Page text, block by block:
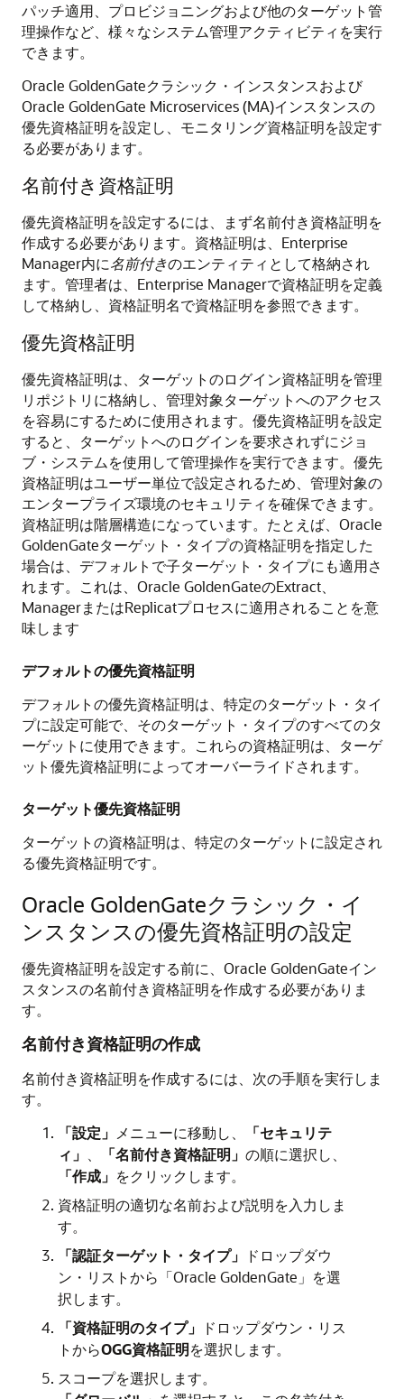
パッチ適用、プロビジョニングおよび他のターゲット管
理操作など、様々なシステム管理アクティビティを実行
できます。
Oracle GoldenGateクラシック・インスタンスおよび
Oracle GoldenGate Microservices (MA)インスタンスの
優先資格証明を設定し、モニタリング資格証明を設定す
る必要があります。
名前付き資格証明
優先資格証明を設定するには、まず名前付き資格証明を
作成する必要があります。資格証明は、Enterprise
Manager内に名前付きのエンティティとして格納され
ます。管理者は、Enterprise Managerで資格証明を定義
して格納し、資格証明名で資格証明を参照できます。
優先資格証明
優先資格証明は、ターゲットのログイン資格証明を管理
リポジトリに格納し、管理対象ターゲットへのアクセス
を容易にするために使用されます。優先資格証明を設定
すると、ターゲットへのログインを要求されずにジョ
ブ・システムを使用して管理操作を実行できます。優先
資格証明はユーザー単位で設定されるため、管理対象の
エンタープライズ環境のセキュリティを確保できます。
資格証明は階層構造になっています。たとえば、 Oracle
GoldenGateターゲット・タイプの資格証明を指定した
場合は、デフォルトで子ターゲット・タイプにも適用さ
れます。これは、 Oracle GoldenGateのExtract、
ManagerまたはReplicatプロセスに適用されることを意
味します
デフォルトの優先資格証明
デフォルトの優先資格証明は、特定のターゲット・タイ
プに設定可能で、そのターゲット・タイプのすべてのタ
ーゲットに使用できます。これらの資格証明は、ターゲ
ット優先資格証明によってオーバーライドされます。
ターゲット優先資格証明
ターゲットの資格証明は、特定のターゲットに設定され
る優先資格証明です。
Oracle GoldenGateクラシック・イ
ンスタンスの優先資格証明の設定
優先資格証明を設定する前に、 Oracle GoldenGateイン
スタンスの名前付き資格証明を作成する必要がありま
す。
名前付き資格証明の作成
名前付き資格証明を作成するには、次の手順を実行しま
す。
「設定」 メニューに移動し、
「セキュリテ
ィ」
「名前付き資格証明」 の順に選択し、
「作成」 をクリックします。
資格証明の適切な名前および説明を入力しま
す。
「認証ターゲット・タイプ」
ドロップダウ
ン・リストから 「Oracle GoldenGate」 を選
択します。
「資格証明のタイプ」
ドロップダウン・リス
トからOGG資格証明を選択します。
スコープを選択します。